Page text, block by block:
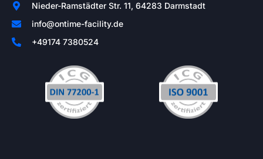
Nieder-Ramstädter Str. 11, 64283 Darmstadt
info@ontime-facility.de
+49174 7380524